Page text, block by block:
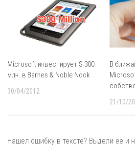
Microsoft инвестирует $ 300
млн. в Barnes & Noble Nook
30/04/2012
В
21/10/
Нашёл ошибку в тексте? Выдели её и